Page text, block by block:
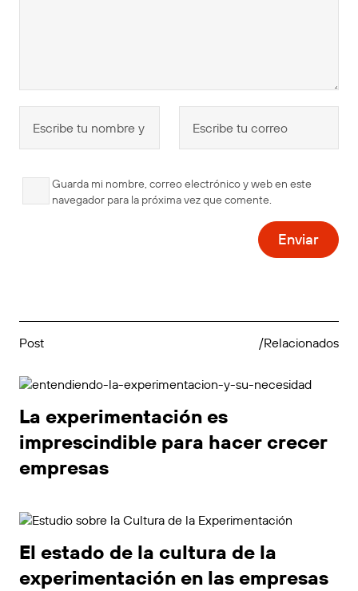
Guarda mi nombre, correo electrónico y web en este
navegador para la próxima vez que comente.
Post /Relacionados
La experimentación es
imprescindible para hacer crecer
empresas
El estado de la cultura de la
experimentación en las empresas